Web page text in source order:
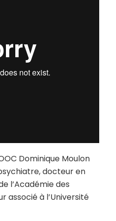
Dominique Moulon
docteur en
l’Académie des
associé à l’Université